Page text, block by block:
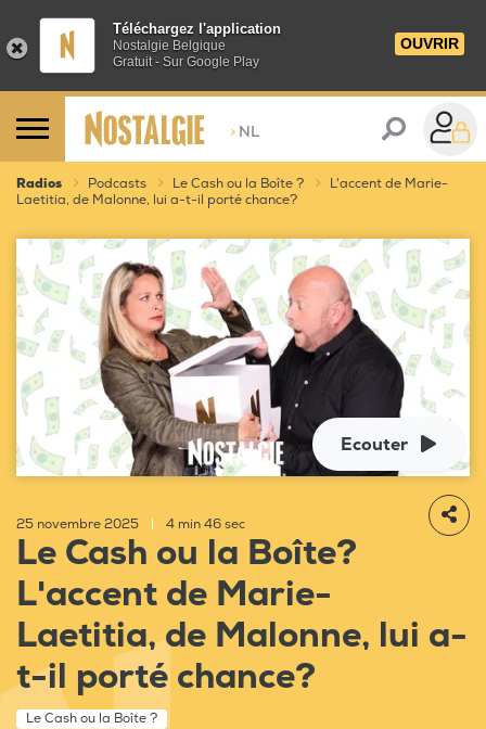
Téléchargez l'application
Nostalgie Belgique
Gratuit - Sur Google Play
OUVRIR
> NL
Radios Podcasts Le Cash ou la Boîte ?
L'accent de Marie-
Laetitia, de Malonne, lui a-t-il porté chance?
Ecouter
25 novembre 2025 4 min 46 sec
Le Cash ou la Boîte?
L'accent de Marie-
Laetitia, de Malonne, lui a-
t-il porté chance?
Le Cash ou la Boîte ?